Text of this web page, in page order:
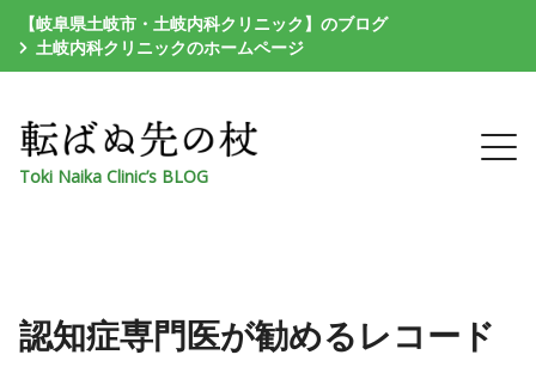
【岐阜県土岐市・土岐内科クリニック】のブログ
土岐内科クリニックのホームページ
Toki Naika Clinic’s BLOG
認知症専門医が勧めるレコード